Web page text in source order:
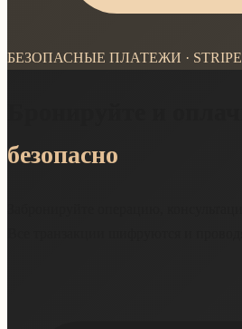
БЕЗОПАСНЫЕ ПЛАТЕЖИ · STRIPE
безопасно